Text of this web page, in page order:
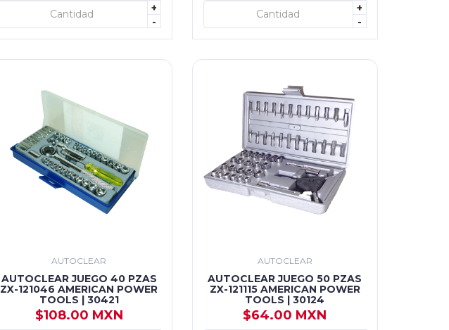
+
-
+ AGREGAR
+
-
+ AGREGAR
AUTOCLEAR
AUTOCLEAR JUEGO 40 PZAS
ZX-121046 AMERICAN POWER
TOOLS | 30421
$108.00 MXN
AUTOCLEAR
AUTOCLEAR JUEGO 50 PZAS
ZX-121115 AMERICAN POWER
TOOLS | 30124
$64.00 MXN